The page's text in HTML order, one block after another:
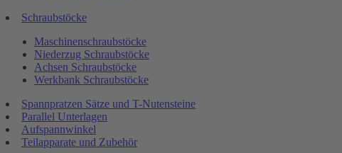
Schraubstöcke
Maschinenschraubstöcke
Niederzug Schraubstöcke
Achsen Schraubstöcke
Werkbank Schraubstöcke
Spannpratzen Sätze und T-Nutensteine
Parallel Unterlagen
Aufspannwinkel
Teilapparate und Zubehör